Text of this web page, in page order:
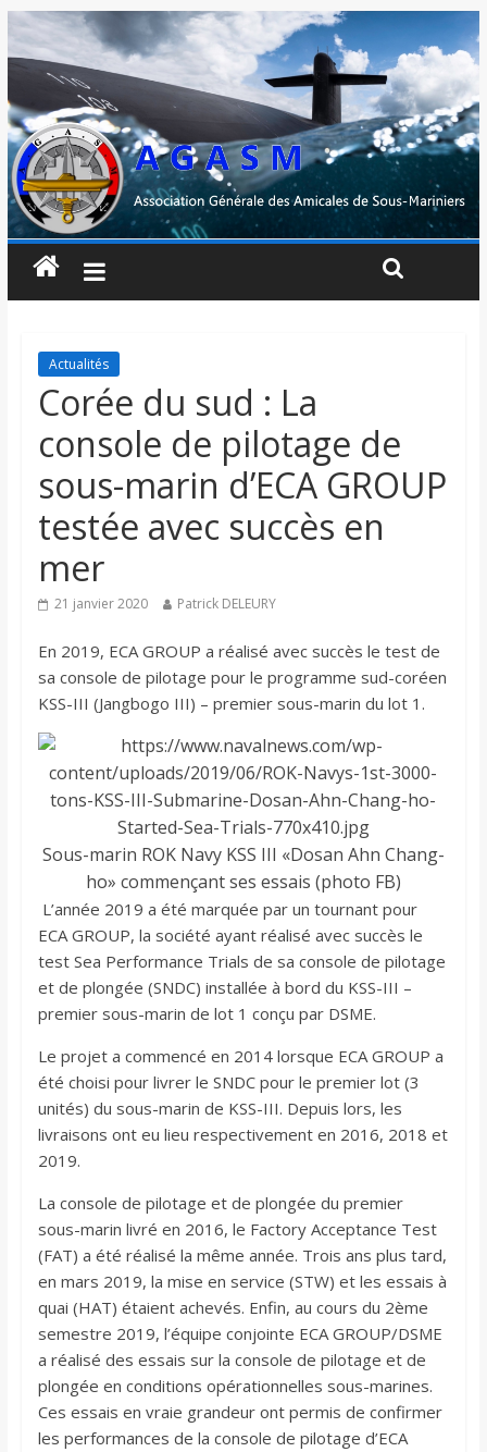
Actualités
Corée du sud : La
console de pilotage de
sous-marin d’ECA GROUP
testée avec succès en
mer
21 janvier 2020 Patrick DELEURY
En 2019, ECA GROUP a réalisé avec succès le test de
sa console de pilotage pour le programme sud-coréen
KSS-III (Jangbogo III) – premier sous-marin du lot 1.
Sous-marin ROK Navy KSS III «Dosan Ahn Chang-
ho» commençant ses essais (photo FB)
L’année 2019 a été marquée par un tournant pour
ECA GROUP, la société ayant réalisé avec succès le
test Sea Performance Trials de sa console de pilotage
et de plongée (SNDC) installée à bord du KSS-III –
premier sous-marin de lot 1 conçu par DSME.
Le projet a commencé en 2014 lorsque ECA GROUP a
été choisi pour livrer le SNDC pour le premier lot (3
unités) du sous-marin de KSS-III. Depuis lors, les
livraisons ont eu lieu respectivement en 2016, 2018 et
2019.
La console de pilotage et de plongée du premier
sous-marin livré en 2016, le Factory Acceptance Test
(FAT) a été réalisé la même année. Trois ans plus tard,
en mars 2019, la mise en service (STW) et les essais à
quai (HAT) étaient achevés. Enfin, au cours du 2ème
semestre 2019, l’équipe conjointe ECA GROUP/DSME
a réalisé des essais sur la console de pilotage et de
plongée en conditions opérationnelles sous-marines.
Ces essais en vraie grandeur ont permis de confirmer
les performances de la console de pilotage d’ECA